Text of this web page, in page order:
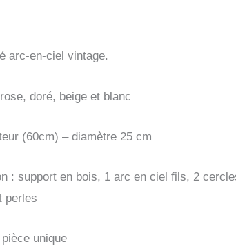
arc-en-ciel vintage.
doré, beige et blanc
(60cm) – diamètre 25 cm
: support en bois, 1 arc en ciel fils, 2
perles
unique